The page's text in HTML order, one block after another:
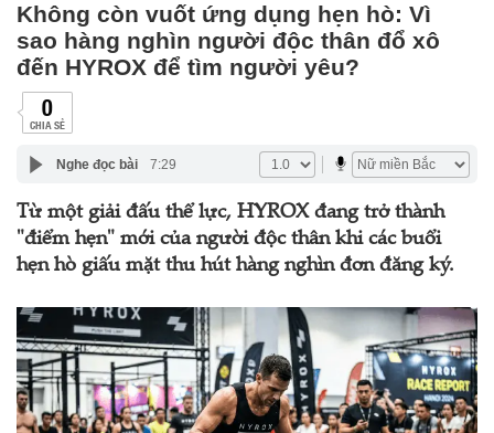
Không còn vuốt ứng dụng hẹn hò: Vì
sao hàng nghìn người độc thân đổ xô
đến HYROX để tìm người yêu?
0
CHIA SẺ
Nghe đọc bài 7:29
Từ một giải đấu thể lực, HYROX đang trở thành
"điểm hẹn" mới của người độc thân khi các buổi
hẹn hò giấu mặt thu hút hàng nghìn đơn đăng ký.